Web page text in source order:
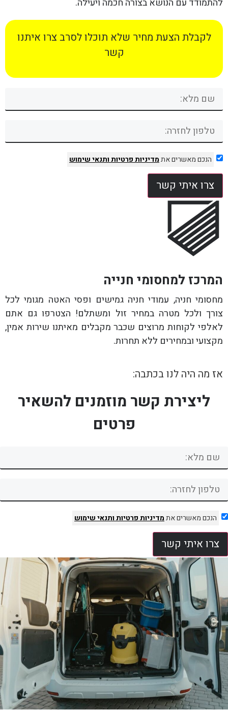
להתמודד עם הנושא בצורה חכמה ויעילה.
לקבלת הצעת מחיר שלא תוכלו לסרב צרו איתנו
קשר
הנכם מאשרים אתמדיניות פרטיותותנאי שימוש
צרו איתי קשר
המרכז למחסומי חנייה
מחסומי חניה, עמודי חניה גמישים ופסי האטה מגומי לכל
צורך ולכל מטרה במחיר זול ומשתלם! הצטרפו גם אתם
לאלפי לקוחות מרוצים שכבר מקבלים מאיתנו שירות אמין,
מקצועי ובמחירים ללא תחרות.
אז מה היה לנו בכתבה:
ליצירת קשר מוזמנים להשאיר
פרטים
הנכם מאשרים אתמדיניות פרטיותותנאי שימוש
צרו איתי קשר